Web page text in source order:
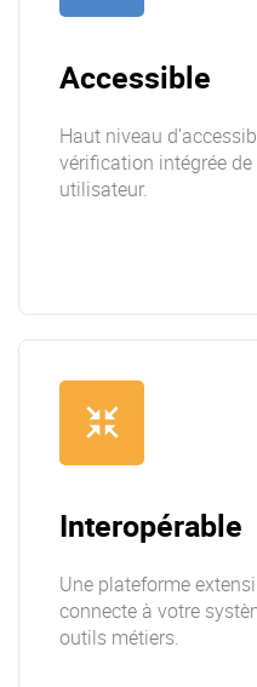
Accessible
Haut niveau
vérification intégrée
utilisateur.
Interopérable
Une plateforme
connecte à votre
outils métiers.